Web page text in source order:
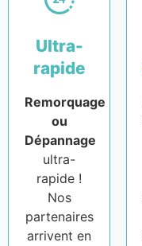
Ultra-
rapide
Remorquage
ou
Dépannage
ultra-
rapide !
Nos
partenaires
arrivent en